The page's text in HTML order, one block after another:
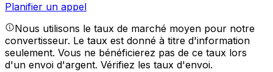
Planifier un appel
Nous utilisons le taux de marché moyen pour notre
convertisseur. Le taux est donné à titre d'information
seulement. Vous ne bénéficierez pas de ce taux lors
d'un envoi d'argent. Vérifiez les taux d'envoi.